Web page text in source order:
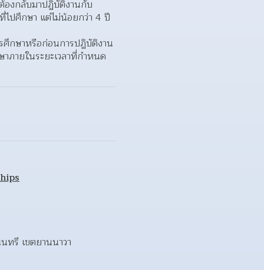
องกลับมาปฏิบัติงานกับ
ไปศึกษา แต่ไม่น้อยกว่า 4 ปี
กษาหรือก่อนการปฏิบัติงาน
ภายในระยะเวลาที่กำหนด
รี เขตยานนาวา